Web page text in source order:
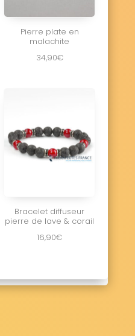
Pierre plate en
malachite
34,90€
Bracelet diffuseur
pierre de lave & corail
16,90€